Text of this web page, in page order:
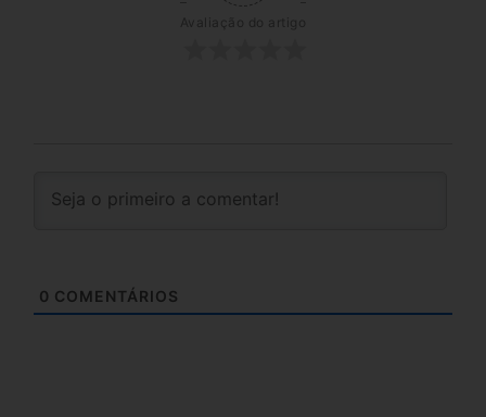
Avaliação do artigo
0 COMENTÁRIOS